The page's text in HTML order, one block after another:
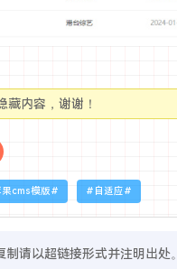
内容，谢谢！
果cms模版 自适应
请以超链接形式并注明出处。